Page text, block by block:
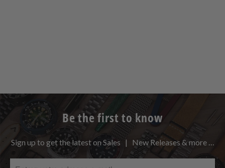
Be the first to know
Sign up to get the latest on Sales | New Releases & more …